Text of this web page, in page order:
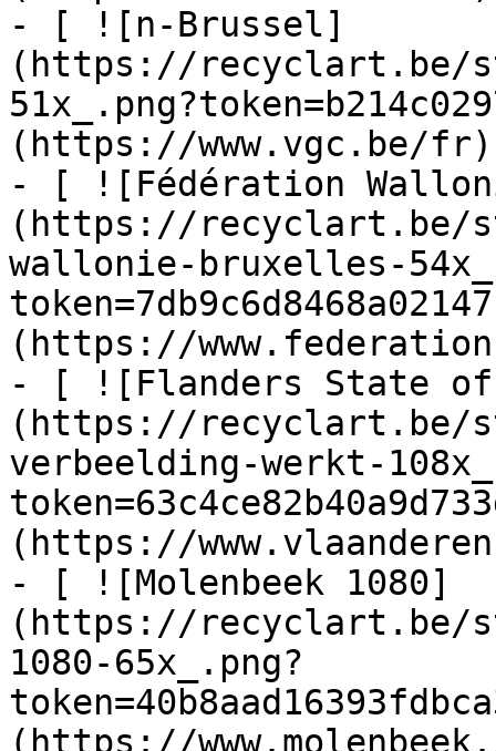
- [ ![n-Brussel]
(https://recyclart.be/
(https://www.vgc.be/fr)
- [ ![Fédération
(https://recyclart.be/
wallonie-bruxelles-
(https://
- [ ![Flanders State
(https://recyclart.be/
verbeelding-werkt-
(https://
- [ ![Molenbeek 1080]
(https://recyclart.be/
1080-65x_.png?
(https://